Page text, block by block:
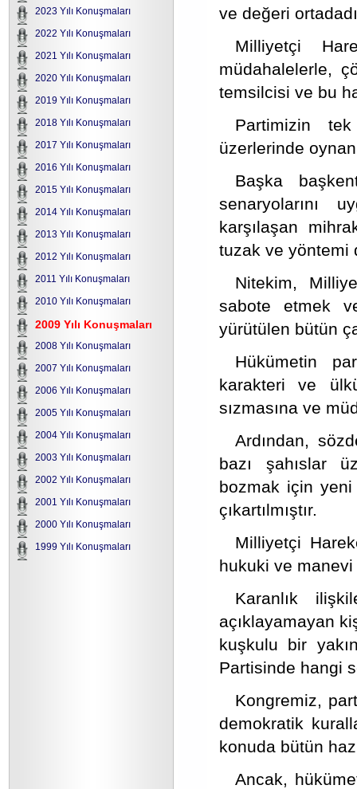
2023 Yılı Konuşmaları
2022 Yılı Konuşmaları
2021 Yılı Konuşmaları
2020 Yılı Konuşmaları
2019 Yılı Konuşmaları
2018 Yılı Konuşmaları
2017 Yılı Konuşmaları
2016 Yılı Konuşmaları
2015 Yılı Konuşmaları
2014 Yılı Konuşmaları
2013 Yılı Konuşmaları
2012 Yılı Konuşmaları
2011 Yılı Konuşmaları
2010 Yılı Konuşmaları
2009 Yılı Konuşmaları
2008 Yılı Konuşmaları
2007 Yılı Konuşmaları
2006 Yılı Konuşmaları
2005 Yılı Konuşmaları
2004 Yılı Konuşmaları
2003 Yılı Konuşmaları
2002 Yılı Konuşmaları
2001 Yılı Konuşmaları
2000 Yılı Konuşmaları
1999 Yılı Konuşmaları
ve değeri
Milliyetçi
müdahalelerle,
temsilcisi ve bu
Partimizin
üzerlerinde
Başka
senaryolarını
karşılaşan
tuzak ve yöntemi
Nitekim,
sabote etmek
yürütülen bütün
Hükümetin
karakteri ve
sızmasına ve
Ardından,
bazı şahıslar
bozmak için
çıkartılmıştır.
Milliyetçi
hukuki ve manevi
Karanlık
açıklayamayan
kuşkulu bir
Partisinde hangi
Kongremiz,
demokratik
konuda bütün
Ancak,